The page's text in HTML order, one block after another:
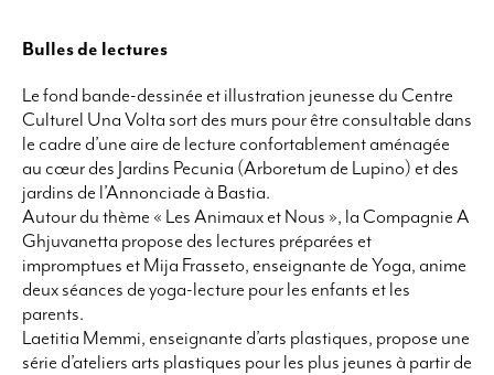
Bulles de lectures
Le fond bande-dessinée et illustration jeunesse du Centre
Culturel Una Volta sort des murs pour être consultable dans
le cadre d’une aire de lecture confortablement aménagée
au cœur des Jardins Pecunia (Arboretum de Lupino) et des
jardins de l’Annonciade à Bastia.
Autour du thème « Les Animaux et Nous », la Compagnie A
Ghjuvanetta propose des lectures préparées et
impromptues et Mija Frasseto, enseignante de Yoga, anime
deux séances de yoga-lecture pour les enfants et les
parents.
Laetitia Memmi, enseignante d’arts plastiques, propose une
série d’ateliers arts plastiques pour les plus jeunes à partir de